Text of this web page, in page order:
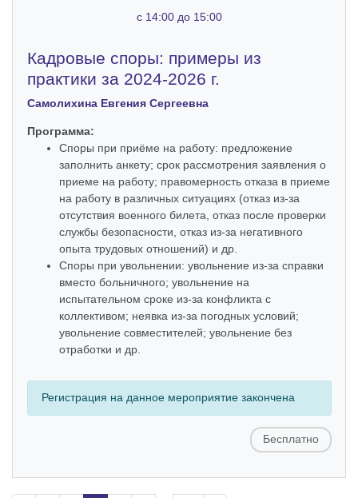
c 14:00 до 15:00
Кадровые споры: примеры из
практики за 2024-2026 г.
Самолихина Евгения Сергеевна
Программа:
Споры при приёме на работу: предложение
заполнить анкету; срок рассмотрения заявления о
приеме на работу; правомерность отказа в приеме
на работу в различных ситуациях (отказ из-за
отсутствия военного билета, отказ после проверки
службы безопасности, отказ из-за негативного
опыта трудовых отношений) и др.
Споры при увольнении: увольнение из-за справки
вместо больничного; увольнение на
испытательном сроке из-за конфликта с
коллективом; неявка из-за погодных условий;
увольнение совместителей; увольнение без
отработки и др.
Регистрация на данное мероприятие закончена
Бесплатно